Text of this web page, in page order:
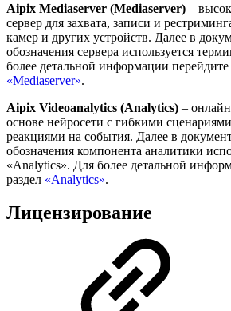
Aipix Mediaserver (Mediaserver) –
сервер для захвата, записи и
камер и других устройств. Далее в
обозначения сервера используется
более детальной информации перейдите
«Mediaserver».
Aipix Videoanalytics (Analytics) –
основе нейросети с гибкими
реакциями на события. Далее в
обозначения компонента аналитики
«Analytics». Для более детальной
раздел «Analytics».
Лицензирование